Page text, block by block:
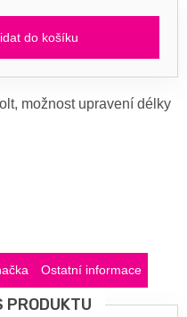
do košíku
možnost upravení délky
Ostatní informace
PRODUKTU